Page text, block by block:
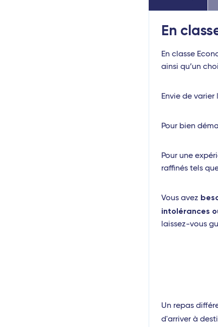
En
En classe
ainsi qu’un
Envie de varier
Pour bien
Pour une
raffinés tels
Vous avez
intolérances
laissez-vous
Un repas
d'arriver à